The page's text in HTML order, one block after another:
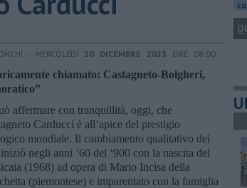
- MERCOLEDÌ 20 DICEMBRE 2023 ORE 08:00
chiamato: Castagneto-Bolgheri,
affermare con tranquillità, oggi, che
Carducci è all’apice del prestigio
mondiale. Il cambiamento qualitativo dei
negli anni ’60 del ‘900 con la nascita del
(1968) ad opera di Mario Incisa della
(piemontese) e imparentato con la famiglia